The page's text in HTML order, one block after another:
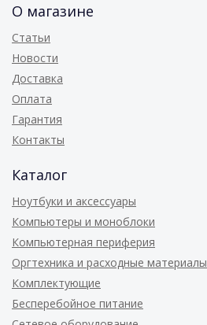
О магазине
Статьи
Новости
Доставка
Оплата
Гарантия
Контакты
Каталог
Ноутбуки и аксессуары
Компьютеры и моноблоки
Компьютерная периферия
Оргтехника и расходные материалы
Комплектующие
Бесперебойное питание